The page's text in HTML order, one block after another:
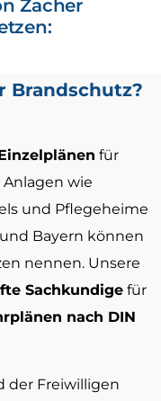
Zacher
Brandschutz?​​​
für
wie
und Pflegeheime
Bayern können
nennen. Unsere
Sachkundige für
nach DIN
der Freiwilligen